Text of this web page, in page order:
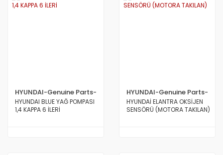
HYUNDAI-Genuine Parts-
MOBİS
HYUNDAI BLUE YAĞ POMPASI
1,4 KAPPA 6 İLERİ
HYUNDAI-Genuine Parts-
MOBİS
HYUNDAİ ELANTRA OKSİJEN
SENSÖRÜ (MOTORA TAKILAN)